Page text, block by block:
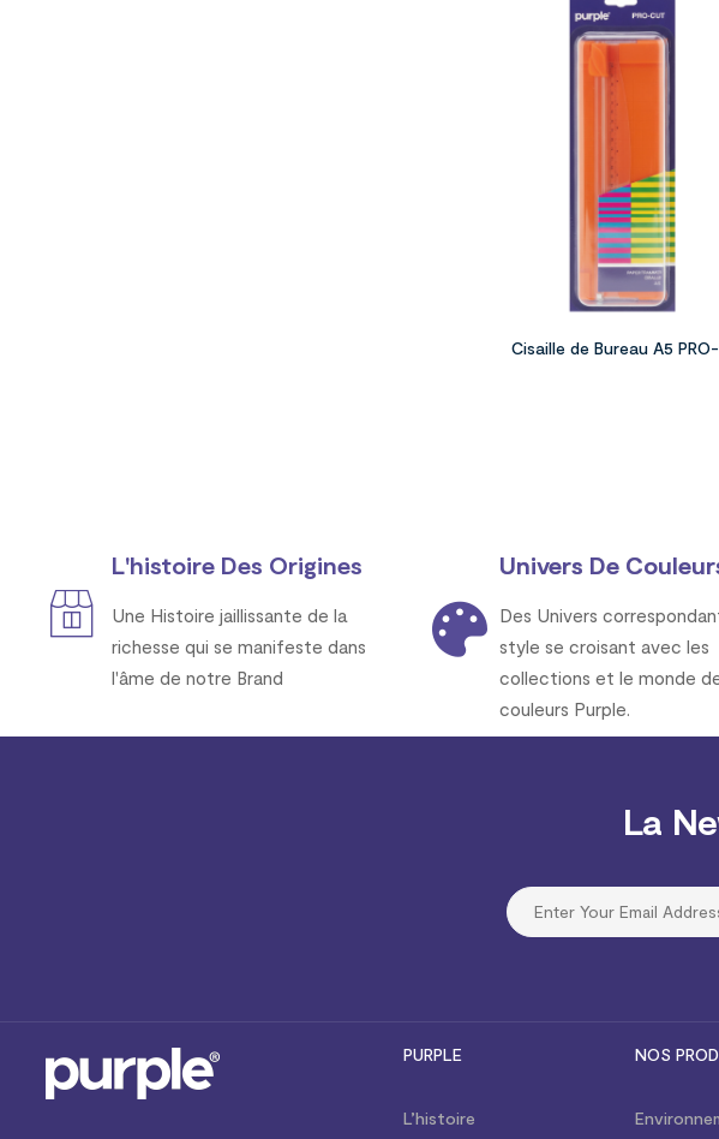
Cisaille de Bureau A5
L'histoire Des Origines
Une Histoire jaillissante de la
richesse qui se manifeste dans
l'âme de notre Brand
Univers De
Des Univers
style se croisant avec les
collections et le monde
couleurs Purple.
La
PURPLE
L’histoire
NOS